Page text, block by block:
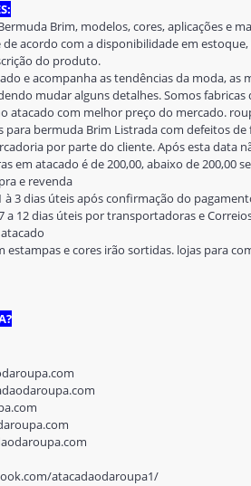
Brim, modelos, cores, aplicações e
acordo com a disponibilidade em
do produto.
e acompanha as tendências da moda, as
mudar alguns detalhes. Somos
atacado com melhor preço do mercado.
para bermuda Brim Listrada com defeitos
por parte do cliente. Após esta data
em atacado é de 200,00, abaixo de 200,00
e revenda
à 3 dias úteis após confirmação do
a 12 dias úteis por transportadoras e
estampas e cores irão sortidas. lojas para
atacadaodaroupa1/